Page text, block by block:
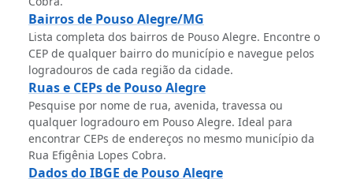
Bairros de Pouso Alegre/MG
Lista completa dos bairros de Pouso Alegre. Encontre o
CEP de qualquer bairro do município e navegue pelos
logradouros de cada região da cidade.
Ruas e CEPs de Pouso Alegre
Pesquise por nome de rua, avenida, travessa ou
qualquer logradouro em Pouso Alegre. Ideal para
encontrar CEPs de endereços no mesmo município da
Rua Efigênia Lopes Cobra.
Dados do IBGE de Pouso Alegre